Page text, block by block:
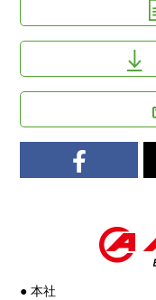
● 本社